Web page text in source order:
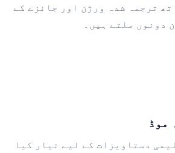
ترجمہ شدہ ورژن اور جائزے کے
دونوں ملتے ہیں۔
موڈ
دستاویزات کے لیے تیار کیا